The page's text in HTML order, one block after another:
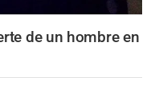
de un hombre en